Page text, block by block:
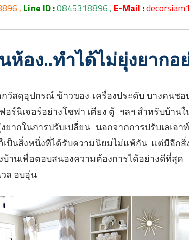
, Line ID :0845318896 , E-Mail :decorsiam1
ห้อง..ทำได้ไม่ยุ่งยากอ
วัสดุอุปกรณ์ ข้าวของ เครื่องประดับ บางคนชอ
อร์นิเจอร์อย่างโซฟา เตียง ตู้ ฯลฯ สำหรับบ้าน
ยากในการปรับเปลี่ยน นอกจากการปรับเลเอ
ป็นสิ่งหนึ่งที่ได้รับความนิยมไม่แพ้กัน แต่มีอีกสิ่
นเพื่อตอบสนองความต้องการได้อย่างดีที่สุ
ล อบอุ่น